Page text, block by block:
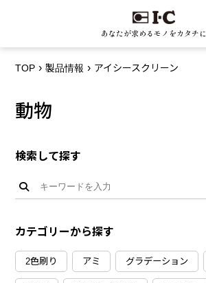
あなたが求めるモノをカタチに
TOP 製品情報 アイシースクリーン
動物
検索して探す
カテゴリーから探す
2色刷り アミ グラデーション